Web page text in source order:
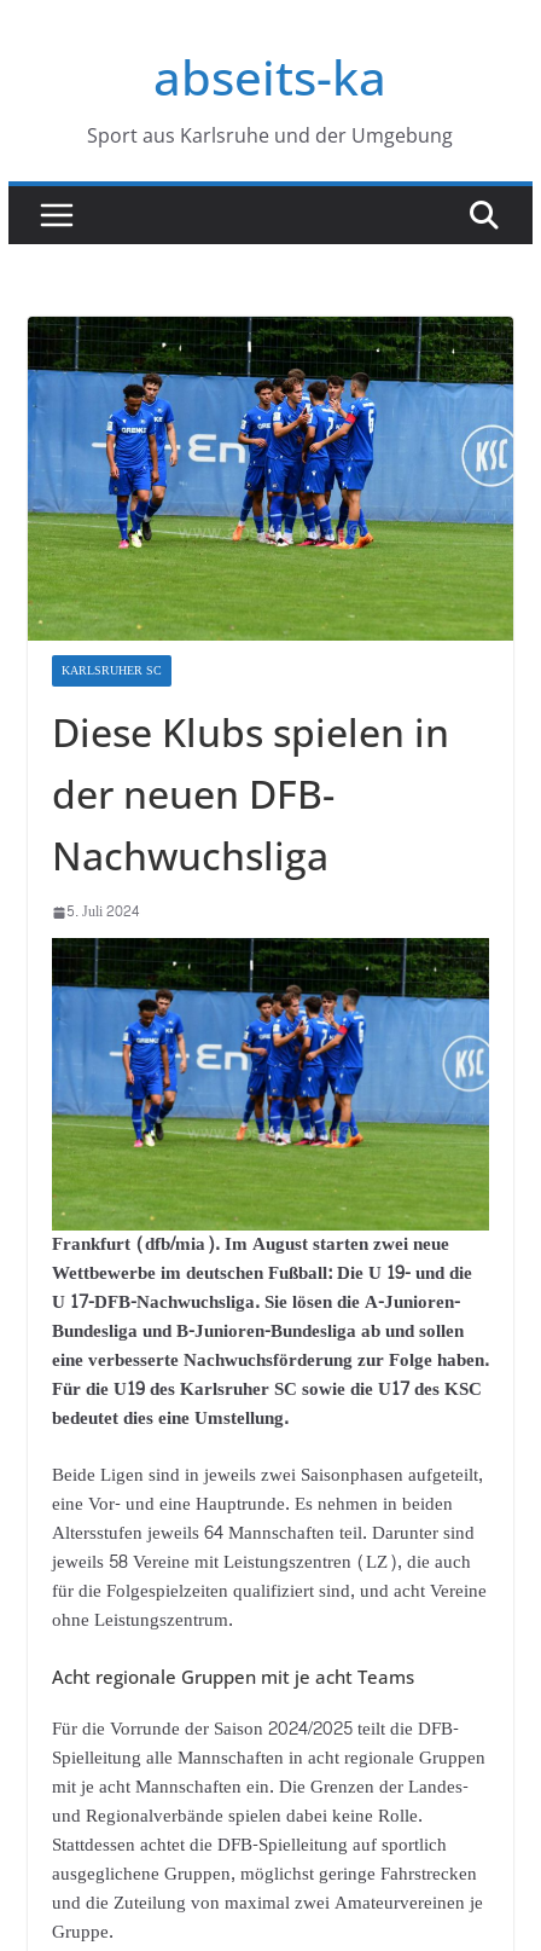
abseits-ka
Sport aus Karlsruhe und der Umgebung
KARLSRUHER SC
Diese Klubs spielen in
der neuen DFB-
Nachwuchsliga
5. Juli 2024
Frankfurt (dfb/mia). Im August starten zwei neue
Wettbewerbe im deutschen Fußball: Die U 19- und die
U 17-DFB-Nachwuchsliga. Sie lösen die A-Junioren-
Bundesliga und B-Junioren-Bundesliga ab und sollen
eine verbesserte Nachwuchsförderung zur Folge haben.
Für die U19 des Karlsruher SC sowie die U17 des KSC
bedeutet dies eine Umstellung.
Beide Ligen sind in jeweils zwei Saisonphasen aufgeteilt,
eine Vor- und eine Hauptrunde. Es nehmen in beiden
Altersstufen jeweils 64 Mannschaften teil. Darunter sind
jeweils 58 Vereine mit Leistungszentren (LZ), die auch
für die Folgespielzeiten qualifiziert sind, und acht Vereine
ohne Leistungszentrum.
Acht regionale Gruppen mit je acht Teams
Für die Vorrunde der Saison 2024/2025 teilt die DFB-
Spielleitung alle Mannschaften in acht regionale Gruppen
mit je acht Mannschaften ein. Die Grenzen der Landes-
und Regionalverbände spielen dabei keine Rolle.
Stattdessen achtet die DFB-Spielleitung auf sportlich
ausgeglichene Gruppen, möglichst geringe Fahrstrecken
und die Zuteilung von maximal zwei Amateurvereinen je
Gruppe.